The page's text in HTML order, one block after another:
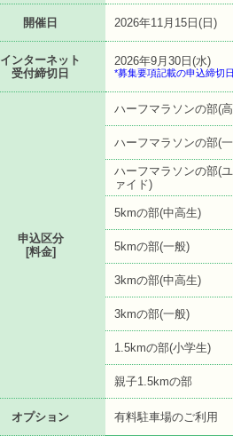
開催日 2026年11月15日(日)
インターネット
受付締切日
2026年9月30日(水)
*募集要項記載の申込締切
申込区分
[料金]
ハーフマラソンの部(
ハーフマラソンの部(
ハーフマラソンの部(
ァイド)
5kmの部(中高生)
5kmの部(一般)
3kmの部(中高生)
3kmの部(一般)
1.5kmの部(小学生)
親子1.5kmの部
オプション 有料駐車場のご利用